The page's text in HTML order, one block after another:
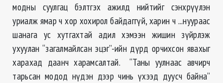
модны суулгац бэлтгэх ажилд нийтийг сэнхрүүлэн
уриалж ямар ч хор хохирол байдаггүй, харин ч ...нуураас
шанага ус хутгахтай адил хэмээн жишин зүйрлэж
ухуулан “загалмайлсан эцэг”-ийн дүрд орчихсон явахыг
харахад даанч харамсалтай. “Таны уулнаас авчирч
тарьсан модод нүдэн дээр чинь үхээд дуусч байна”